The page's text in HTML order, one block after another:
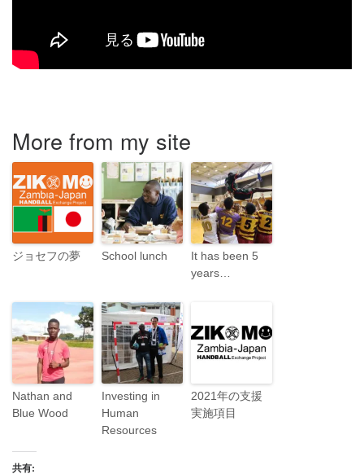
More from my site
ジョセフの夢 School lunch
It has been 5
years…
Nathan and
Blue Wood
Investing in
Human
Resources
2021年の支援
実施項目
共有: